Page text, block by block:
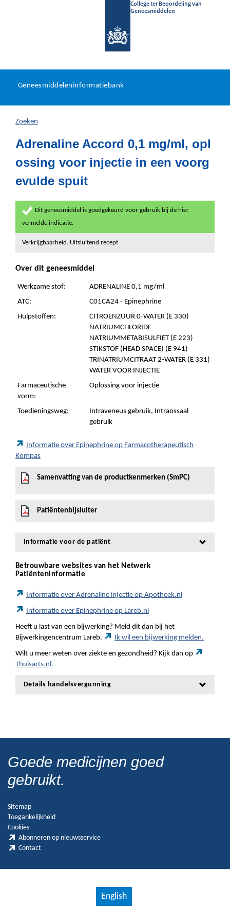
College ter Beoordeling van
Geneesmiddelen
U
hier:
Geneesmiddeleninformatiebank
Zoeken
Adrenaline Accord 0,1 mg/ml, opl
ossing voor injectie in een voorg
evulde spuit
Dit geneesmiddel is goedgekeurd voor gebruik bij de hier
vermelde indicatie.
Verkrijgbaarheid: Uitsluitend recept
Over dit geneesmiddel
Werkzame stof:
ADRENALINE 0,1 mg/ml
ATC:
C01CA24 - Epinephrine
Hulpstoffen:
CITROENZUUR 0-WATER (E 330)
NATRIUMCHLORIDE
NATRIUMMETABISULFIET (E 223)
STIKSTOF (HEAD SPACE) (E 941)
TRINATRIUMCITRAAT 2-WATER (E 331)
WATER VOOR INJECTIE
Farmaceutische
vorm:
Oplossing voor injectie
Toedieningsweg:
Intraveneus gebruik, Intraossaal
gebruik
Informatie over Epinephrine op Farmacotherapeutisch
Kompas
Samenvatting van de productkenmerken (SmPC)
Patiëntenbijsluiter
Informatie voor de patiënt
Betrouwbare websites van het Netwerk
Patiënteninformatie
Informatie over Adrenaline injectie op Apotheek.nl
Informatie over Epinephrine op Lareb.nl
Heeft u last van een bijwerking? Meld dit dan bij het
Bijwerkingencentrum Lareb.
Ik wil een bijwerking melden.
Wilt u meer weten over ziekte en gezondheid? Kijk dan op
Thuisarts.nl.
Details handelsvergunning
Goede medicijnen goed
gebruikt.
Sitemap
Toegankelijkheid
Cookies
Abonneren op nieuwsservice
Contact
English